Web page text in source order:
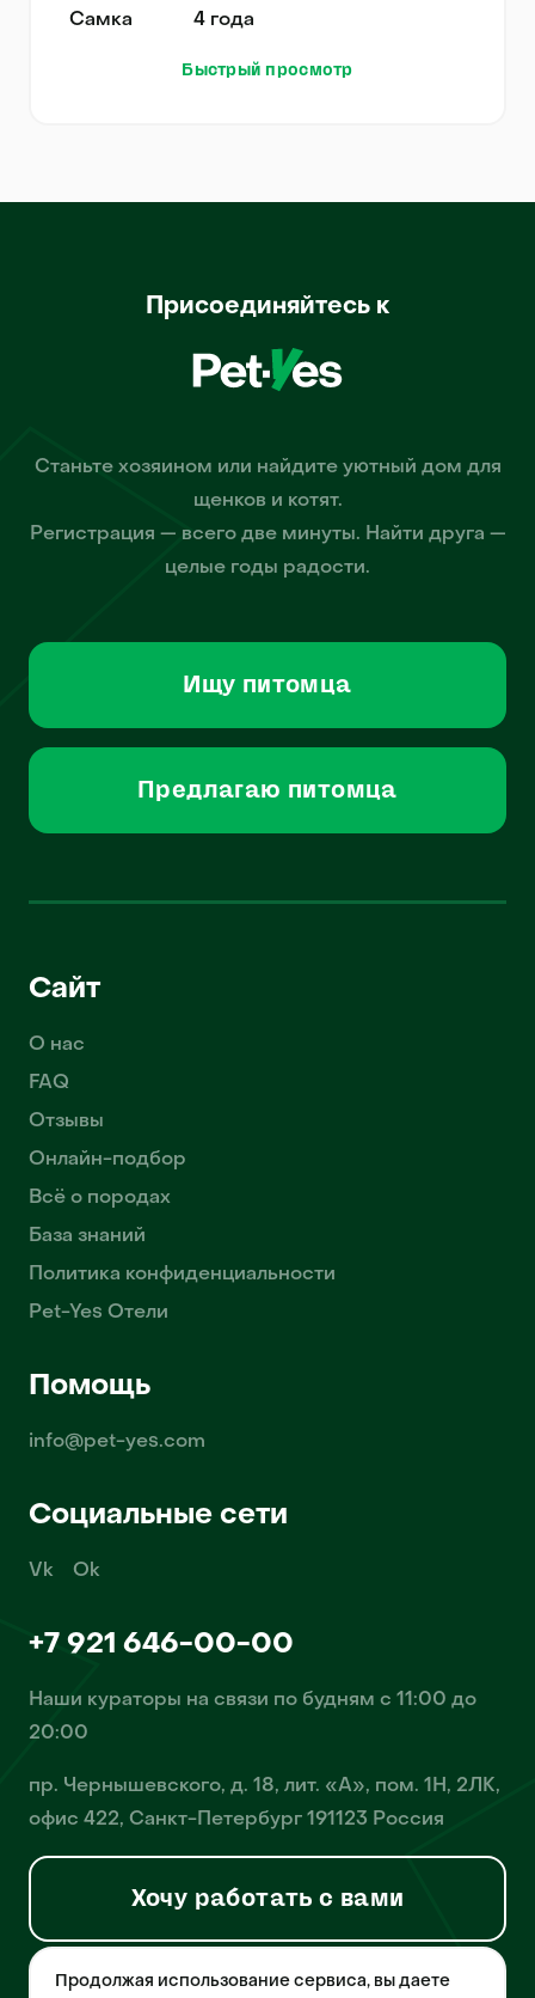
Самка 4 года
Быстрый просмотр
Присоединяйтесь к
Станьте хозяином или найдите уютный дом для
щенков и котят.
Регистрация — всего две минуты. Найти друга —
целые годы радости.
Ищу питомца
Предлагаю питомца
Сайт
О нас
FAQ
Отзывы
Онлайн-подбор
Всё о породах
База знаний
Политика конфиденциальности
Pet-Yes Отели
Помощь
info@pet-yes.com
Социальные сети
Vk Ok
+7 921 646-00-00
Наши кураторы на связи по будням с 11:00 до
20:00
пр. Чернышевского, д. 18, лит. «А», пом. 1Н, 2ЛК,
офис 422, Санкт-Петербург 191123 Россия
Хочу работать с вами
© 2026 Pet-Yes. ООО «Биржа домашних животных «Пет-Ес»
Продолжая использование сервиса, вы даете